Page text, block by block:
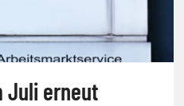
Juli erneut